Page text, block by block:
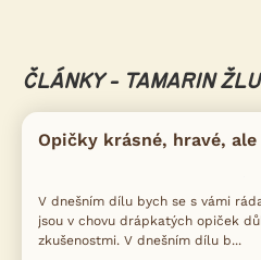
ČLÁNKY - TAMARIN
Opičky krásné, hravé,
V dnešním dílu bych se s vámi
jsou v chovu drápkatých opiček
zkušenostmi. V dnešním dílu b...